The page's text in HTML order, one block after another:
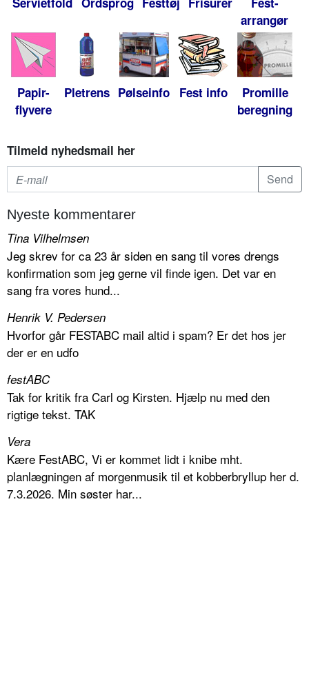
arrangør
Papir-
flyvere
Pletrens Pølseinfo Fest info
Promille
beregning
Tilmeld nyhedsmail her
Nyeste kommentarer
Tina Vilhelmsen
Jeg skrev for ca 23 år siden en sang til vores drengs
konfirmation som jeg gerne vil finde igen. Det var en
sang fra vores hund...
Henrik V. Pedersen
Hvorfor går FESTABC mail altid i spam? Er det hos jer
der er en udfo
festABC
Tak for kritik fra Carl og Kirsten. Hjælp nu med den
rigtige tekst. TAK
Vera
Kære FestABC, Vi er kommet lidt i knibe mht.
planlægningen af morgenmusik til et kobberbryllup her d.
7.3.2026. Min søster har...